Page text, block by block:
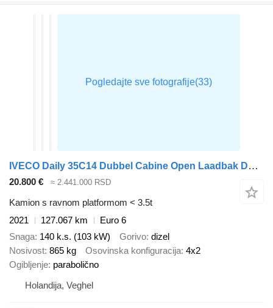
IVECO Daily 35C14 Dubbel Cabine Open Laadbak Dubbellucht 3,5t Trekhaak
20.800 € ≈ 2.441.000 RSD
Kamion s ravnom platformom < 3.5t
2021
127.067 km
Euro 6
Snaga 140 k.s. (103 kW) Gorivo dizel
Nosivost 865 kg Osovinska konfiguracija 4x2
Ogibljenje parabolično
Holandija, Veghel